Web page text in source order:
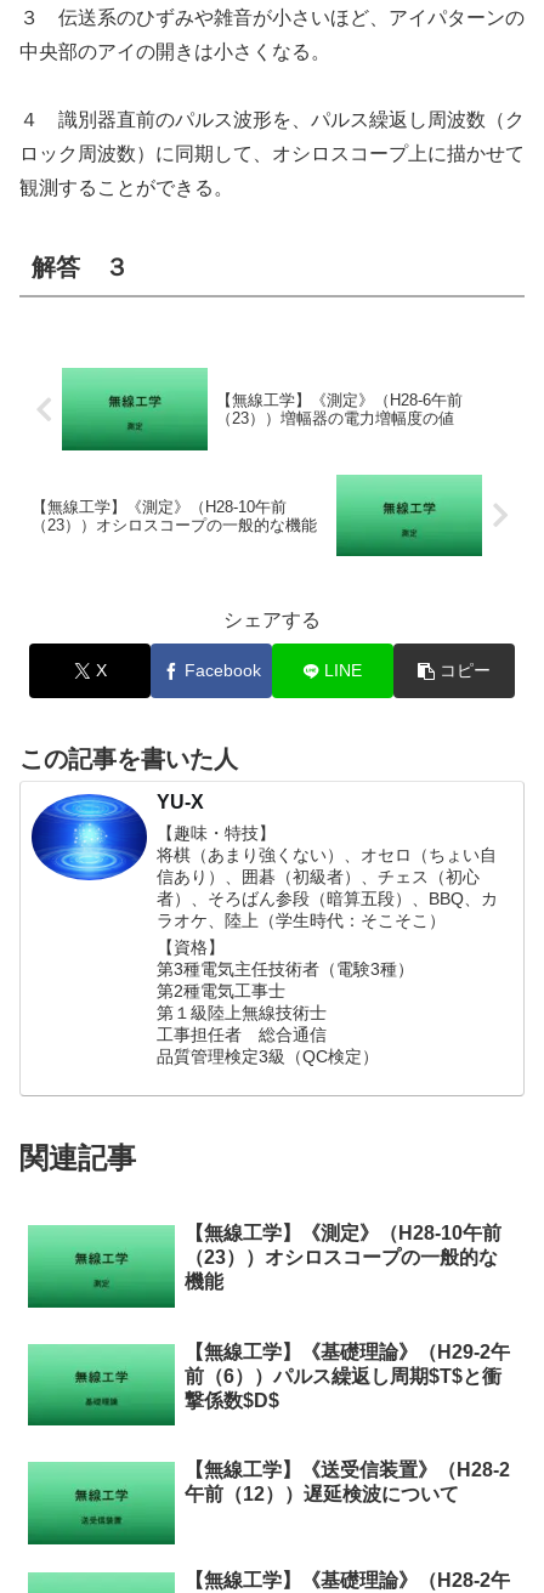
３ 伝送系のひずみや雑音が小さいほど、アイパターンの
中央部のアイの開きは小さくなる。
４ 識別器直前のパルス波形を、パルス繰返し周波数（ク
ロック周波数）に同期して、オシロスコープ上に描かせて
観測することができる。
解答 ３
【無線工学】《測定》（H28-6午前
（23））増幅器の電力増幅度の値
【無線工学】《測定》（H28-10午前
（23））オシロスコープの一般的な機能
シェアする
X Facebook LINE コピー
この記事を書いた人
YU-X
【趣味・特技】
将棋（あまり強くない）、オセロ（ちょい自
信あり）、囲碁（初級者）、チェス（初心
者）、そろばん参段（暗算五段）、BBQ、カ
ラオケ、陸上（学生時代：そこそこ）
【資格】
第3種電気主任技術者（電験3種）
第2種電気工事士
第１級陸上無線技術士
工事担任者 総合通信
品質管理検定3級（QC検定）
関連記事
【無線工学】《測定》（H28-10午前
（23））オシロスコープの一般的な
機能
【無線工学】《基礎理論》（H29-2午
前（6））パルス繰返し周期$T$と衝
撃係数$D$
【無線工学】《送受信装置》（H28-2
午前（12））遅延検波について
【無線工学】《基礎理論》（H28-2午